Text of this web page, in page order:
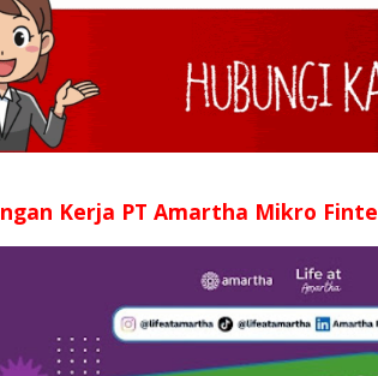
Kerja PT Amartha Mikro